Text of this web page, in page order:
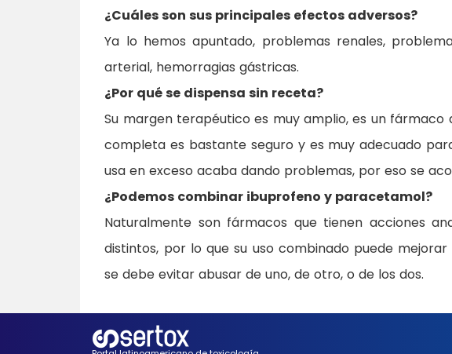
¿Cuáles son sus principales efectos adversos?
Ya lo hemos apuntado, problemas renales,
arterial, hemorragias gástricas.
¿Por qué se dispensa sin receta?
Su margen terapéutico es muy amplio, es un fármaco
completa es bastante seguro y es muy adecuado
usa en exceso acaba dando problemas, por eso se
¿Podemos combinar ibuprofeno y paracetamol?
Naturalmente son fármacos que tienen acciones
distintos, por lo que su uso combinado puede
se debe evitar abusar de uno, de otro, o de los dos.